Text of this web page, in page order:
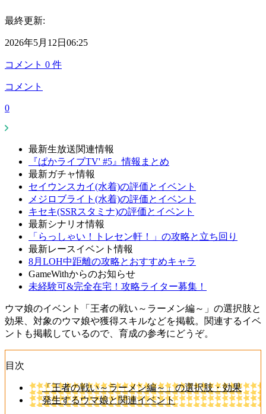
最終更新:
2026年5月12日06:25
コメント 0 件
コメント
0
最新生放送関連情報
『ぱかライブTV' #5』情報まとめ
最新ガチャ情報
セイウンスカイ(水着)の評価とイベント
メジロブライト(水着)の評価とイベント
キセキ(SSRスタミナ)の評価とイベント
最新シナリオ情報
「らっしゃい！トレセン軒！」の攻略と立ち回り
最新レースイベント情報
8月LOH中距離の攻略とおすすめキャラ
GameWithからのお知らせ
未経験可&完全在宅！攻略ライター募集！
ウマ娘のイベント「王者の戦い～ラーメン編～」の選択肢と
効果、対象のウマ娘や獲得スキルなどを掲載。関連するイベ
ントも掲載しているので、育成の参考にどうぞ。
目次
「王者の戦い～ラーメン編～」の選択肢・効果
発生するウマ娘と関連イベント